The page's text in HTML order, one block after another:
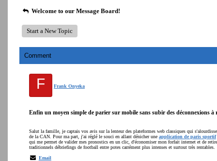
Welcome to our Message Board!
Start a New Topic
Comment
F Frank Onyeka
Enfin un moyen simple de parier sur mobile sans subir des déconnexions
Salut la famille, je captais vos avis sur la lenteur des plateformes web classiques qui
de la CAN. Pour ma part, j'ai réglé le souci en allant dénicher une application de paris sportif
qui me permet de valider mes pronostics en un clic, d'économiser mon forfait internet et de
traditionnels débriefings de football entre potes carrément plus intenses et surtout très rentables.
Email